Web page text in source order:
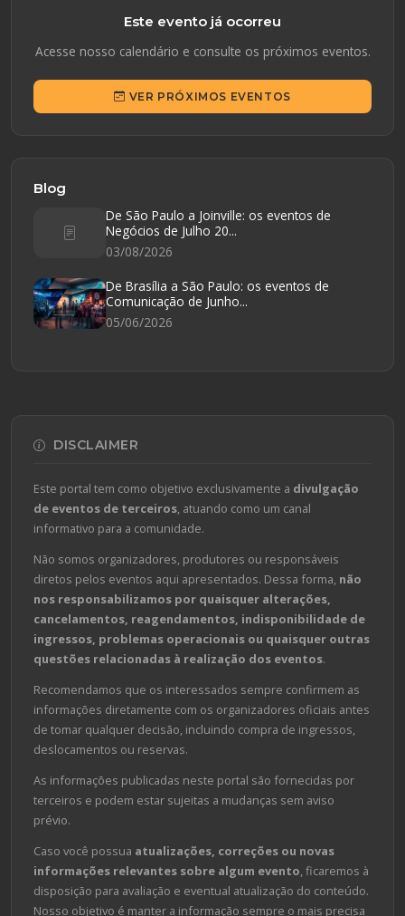
Este evento já ocorreu
Acesse nosso calendário e consulte os próximos eventos.
VER PRÓXIMOS EVENTOS
Blog
De São Paulo a Joinville: os eventos de
Negócios de Julho 20...
03/08/2026
De Brasília a São Paulo: os eventos de
Comunicação de Junho...
05/06/2026
DISCLAIMER
Este portal tem como objetivo exclusivamente a divulgação
de eventos de terceiros, atuando como um canal
informativo para a comunidade.
Não somos organizadores, produtores ou responsáveis
diretos pelos eventos aqui apresentados. Dessa forma, não
nos responsabilizamos por quaisquer alterações,
cancelamentos, reagendamentos, indisponibilidade de
ingressos, problemas operacionais ou quaisquer outras
questões relacionadas à realização dos eventos.
Recomendamos que os interessados sempre confirmem as
informações diretamente com os organizadores oficiais antes
de tomar qualquer decisão, incluindo compra de ingressos,
deslocamentos ou reservas.
As informações publicadas neste portal são fornecidas por
terceiros e podem estar sujeitas a mudanças sem aviso
prévio.
Caso você possua atualizações, correções ou novas
informações relevantes sobre algum evento, ficaremos à
disposição para avaliação e eventual atualização do conteúdo.
Nosso objetivo é manter a informação sempre o mais precisa